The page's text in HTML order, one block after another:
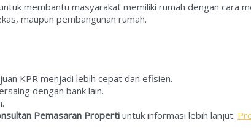
membantu masyarakat memiliki rumah dengan cara
maupun pembangunan rumah.
KPR menjadi lebih cepat dan efisien.
dengan bank lain.
Pemasaran Properti untuk informasi lebih lanjut.